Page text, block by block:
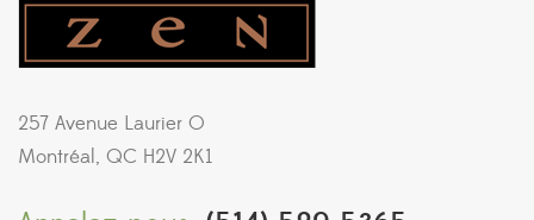
257 Avenue Laurier O
Montréal, QC H2V 2K1